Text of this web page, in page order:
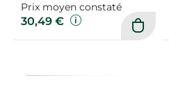
Prix moyen constaté
30,49 €